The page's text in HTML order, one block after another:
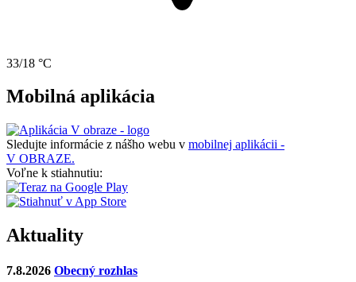
33/18 °C
Mobilná aplikácia
Sledujte informácie z nášho webu v mobilnej aplikácii -
V OBRAZE.
Voľne k stiahnutiu:
Aktuality
7.8.2026 Obecný rozhlas